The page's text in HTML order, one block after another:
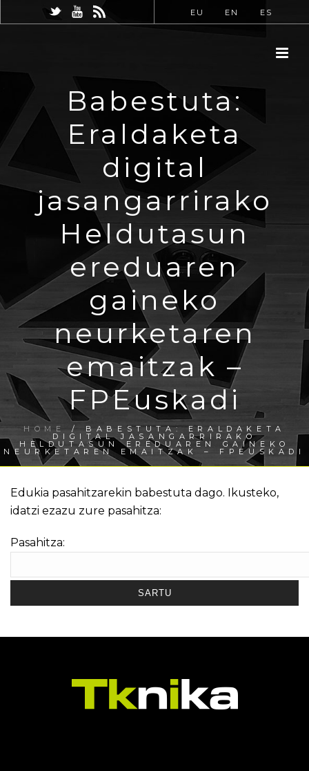
EU EN ES
Babestuta:
Eraldaketa
digital
jasangarrirako
Heldutasun
ereduaren
gaineko
neurketaren
emaitzak –
FPEuskadi
HOME/ BABESTUTA: ERALDAKETA
DIGITAL JASANGARRIRAKO
HELDUTASUN EREDUAREN GAINEKO
NEURKETAREN EMAITZAK – FPEUSKADI
Edukia pasahitzarekin babestuta dago. Ikusteko,
idatzi ezazu zure pasahitza:
Pasahitza: